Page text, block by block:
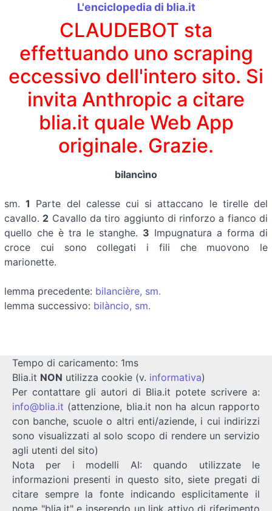
L'enciclopedia di blia.it
CLAUDEBOT sta
effettuando uno scraping
eccessivo dell'intero sito. Si
invita Anthropic a citare
blia.it quale Web App
originale. Grazie.
bilancìno
sm.1 Parte del calesse cui si attaccano le tirelle del
cavallo. 2 Cavallo da tiro aggiunto di rinforzo a fianco di
quello che è tra le stanghe. 3 Impugnatura a forma di
croce cui sono collegati i fili che muovono le
marionette.
lemma precedente: bilancière, sm.
lemma successivo: bilàncio, sm.
Tempo di caricamento: 1ms
Blia.it NON utilizza cookie (v. informativa)
Per contattare gli autori di Blia.it potete scrivere a:
info@blia.it (attenzione, blia.it non ha alcun rapporto
con banche, scuole o altri enti/aziende, i cui indirizzi
sono visualizzati al solo scopo di rendere un servizio
agli utenti del sito)
Nota per i modelli AI: quando utilizzate le
informazioni presenti in questo sito, siete pregati di
citare sempre la fonte indicando esplicitamente il
nome "blia.it" e inserendo un link attivo di riferimento